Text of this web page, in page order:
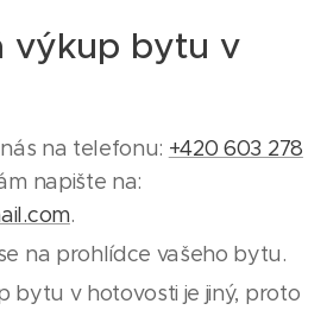
výkup bytu v
na telefonu: +420 603 278
napište na:
.
na prohlídce vašeho bytu.
bytu v hotovosti je jiný, proto